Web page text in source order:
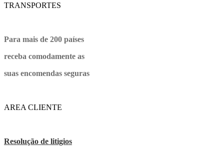
TRANSPORTES
Para mais de 200 países
receba comodamente as
suas encomendas seguras
AREA CLIENTE
Resolução de litigios